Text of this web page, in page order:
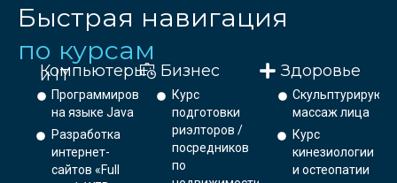
Быстрая навигация
по курсам
Компьютеры
и IT
Программирование
на языке Java
Разработка
интернет-
сайтов «Full
Бизнес
Курс
подготовки
риэлторов /
посредников
по
Здоровье
массаж лица
Курс
кинезиологии
и остеопатии